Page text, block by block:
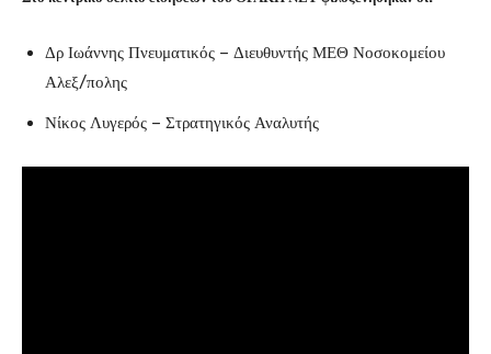
Δρ Ιωάννης Πνευματικός – Διευθυντής ΜΕΘ Νοσοκομείου
Αλεξ/πολης
Νίκος Λυγερός – Στρατηγικός Αναλυτής